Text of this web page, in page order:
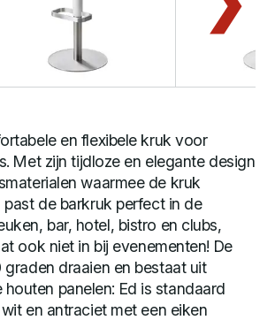
en flexibele kruk voor
Met zijn tijdloze en elegante design
waarmee de kruk
de barkruk perfect in de
bar, hotel, bistro en clubs,
ook niet in bij evenementen! De
draaien en bestaat uit
panelen: Ed is standaard
en antraciet met een eiken